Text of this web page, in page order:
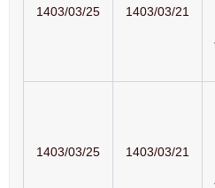
1403/03/21
1403/03/25
1403/03/21
1403/03/25